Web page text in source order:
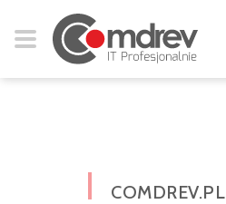
COMDREV.PL